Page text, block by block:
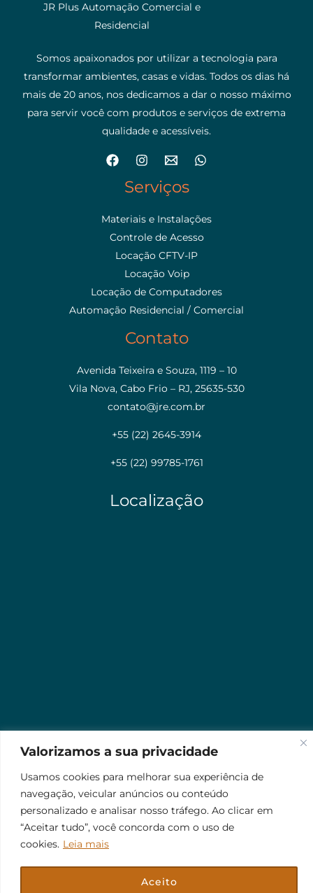
cookies. Leia mais
Não aceito
JR Plus Automação Comercial e
Residencial
Somos apaixonados por utilizar a tecnologia para
transformar ambientes, casas e vidas. Todos os dias há
mais de 20 anos, nos dedicamos a dar o nosso máximo
para servir você com produtos e serviços de extrema
qualidade e acessíveis.
Serviços
Materiais e Instalações
Controle de Acesso
Locação CFTV-IP
Locação Voip
Locação de Computadores
Automação Residencial / Comercial
Contato
Avenida Teixeira e Souza, 1119 – 10
Vila Nova, Cabo Frio – RJ, 25635-530
contato@jre.com.br
+55 (22) 2645-3914
+55 (22) 99785-1761
Localização
© 2026 Jr Plus Automação Comercial e Residencial
CriaçãoCesarWeb
Fale Conosco